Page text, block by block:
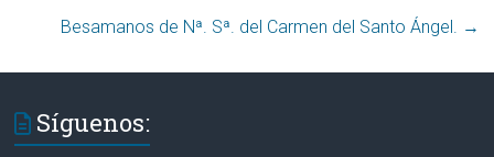
Besamanos de Nª. Sª. del Carmen del Santo Ángel. →
Síguenos: